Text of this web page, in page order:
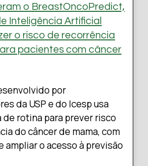
o BreastOncoPredict,
Inteligência Artificial
o risco de recorrência
pacientes com câncer
por
da USP e do Icesp usa
de rotina para prever risco
do câncer de mama, com
ampliar o acesso à previsão